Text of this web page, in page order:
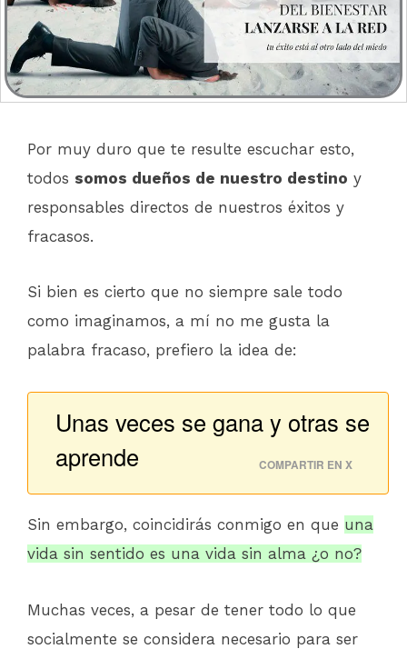
Por muy duro que te resulte escuchar esto,
todos somos dueños de nuestro destino y
responsables directos de nuestros éxitos y
fracasos.
Si bien es cierto que no siempre sale todo
como imaginamos, a mí no me gusta la
palabra fracaso, prefiero la idea de:
Unas veces se gana y otras se
aprende
COMPARTIR EN X
Sin embargo, coincidirás conmigo en que una
vida sin sentido es una vida sin alma ¿o no?
Muchas veces, a pesar de tener todo lo que
socialmente se considera necesario para ser